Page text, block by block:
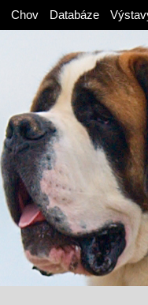
Chov Databáze